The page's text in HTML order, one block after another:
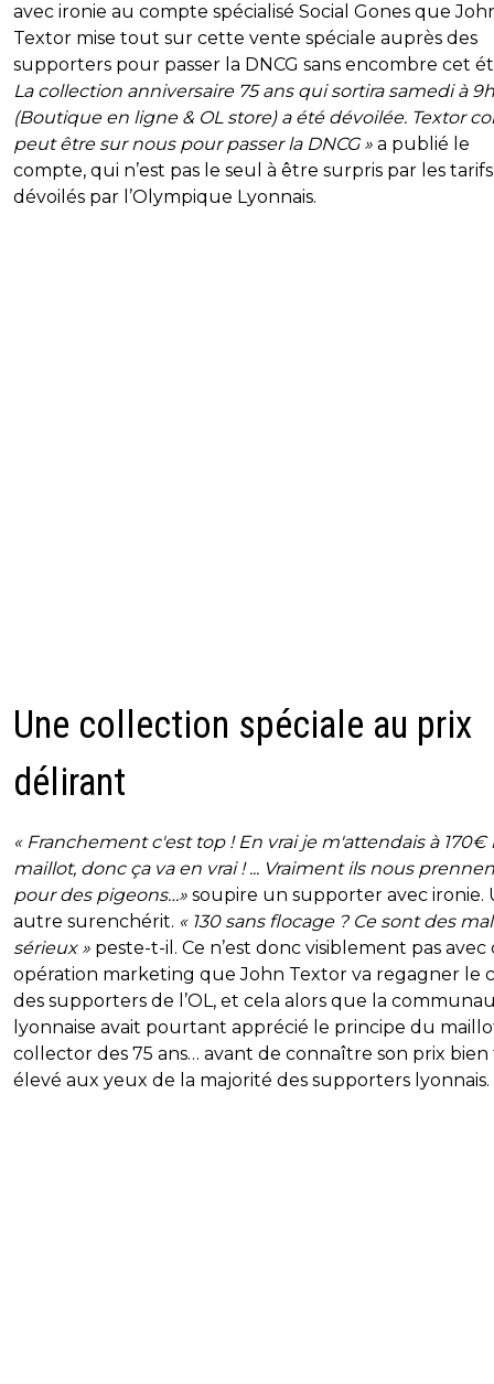
avec ironie au compte spécialisé Social Gones que
Textor mise tout sur cette vente spéciale auprès des
supporters pour passer la DNCG sans encombre cet
La collection anniversaire 75 ans qui sortira samedi à 9h
(Boutique en ligne & OL store) a été dévoilée. Textor
peut être sur nous pour passer la DNCG » a publié le
compte, qui n’est pas le seul à être surpris par les tarifs
dévoilés par l’Olympique Lyonnais.
Une collection spéciale au prix
délirant
« Franchement c'est top ! En vrai je m'attendais à 170€
maillot, donc ça va en vrai ! ... Vraiment ils nous
pour des pigeons…» soupire un supporter avec ironie.
autre surenchérit. « 130 sans flocage ? Ce sont des
sérieux » peste-t-il. Ce n’est donc visiblement pas
opération marketing que John Textor va regagner le
des supporters de l’OL, et cela alors que la
lyonnaise avait pourtant apprécié le principe du
collector des 75 ans… avant de connaître son prix
élevé aux yeux de la majorité des supporters lyonnais.